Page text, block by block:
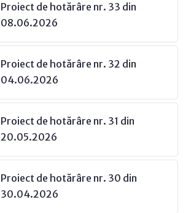
Proiect de hotărâre nr. 33 din
08.06.2026
Proiect de hotărâre nr. 32 din
04.06.2026
Proiect de hotărâre nr. 31 din
20.05.2026
Proiect de hotărâre nr. 30 din
30.04.2026